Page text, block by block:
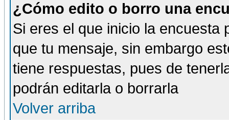
¿Cómo edito o borro una
Si eres el que inicio la encuesta
que tu mensaje, sin embargo
tiene respuestas, pues de
podrán editarla o borrarla
Volver arriba